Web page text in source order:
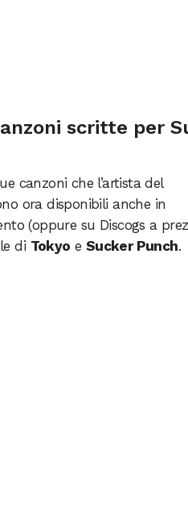
scritte per
canzoni che l’artista del
ora disponibili anche in
(oppure su Discogs a
di Tokyo e Sucker Punch.